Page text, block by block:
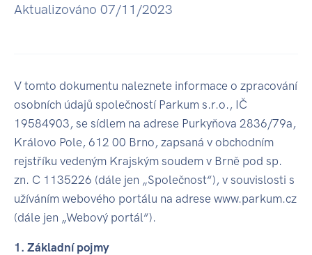
Aktualizováno 07/11/2023
V tomto dokumentu naleznete informace o zpracování
osobních údajů společností Parkum s.r.o., IČ
19584903, se sídlem na adrese Purkyňova 2836/79a,
Královo Pole, 612 00 Brno, zapsaná v obchodním
rejstříku vedeným Krajským soudem v Brně pod sp.
zn. C 1135226 (dále jen „Společnost“), v souvislosti s
užíváním webového portálu na adrese www.parkum.cz
(dále jen „Webový portál“).
1. Základní pojmy